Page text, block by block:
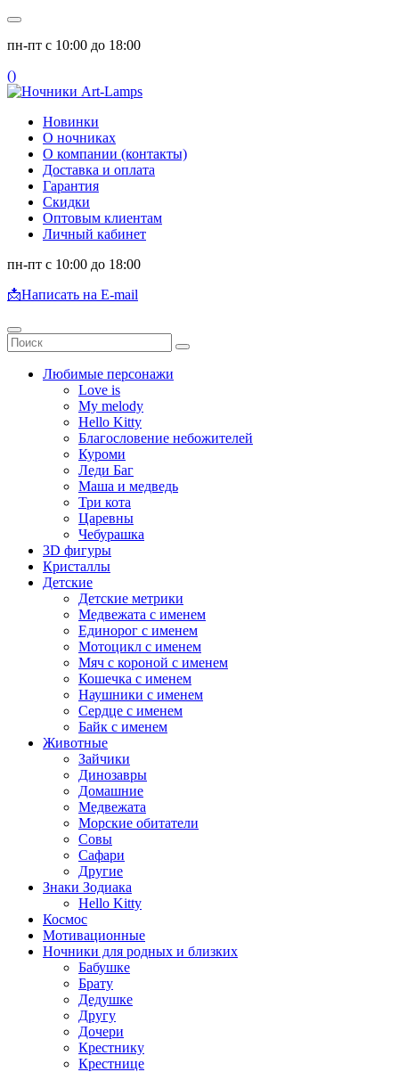
пн-пт с 10:00 до 18:00
()
Новинки
О ночниках
О компании (контакты)
Доставка и оплата
Гарантия
Скидки
Оптовым клиентам
Личный кабинет
пн-пт с 10:00 до 18:00
📩Написать на E-mail
Любимые персонажи
Love is
My melody
Hello Kitty
Благословение небожителей
Куроми
Леди Баг
Маша и медведь
Три кота
Царевны
Чебурашка
3D фигуры
Кристаллы
Детские
Детские метрики
Медвежата с именем
Единорог с именем
Мотоцикл с именем
Мяч с короной с именем
Кошечка с именем
Наушники с именем
Сердце с именем
Байк с именем
Животные
Зайчики
Динозавры
Домашние
Медвежата
Морские обитатели
Совы
Сафари
Другие
Знаки Зодиака
Hello Kitty
Космос
Мотивационные
Ночники для родных и близких
Бабушке
Брату
Дедушке
Другу
Дочери
Крестнику
Крестнице